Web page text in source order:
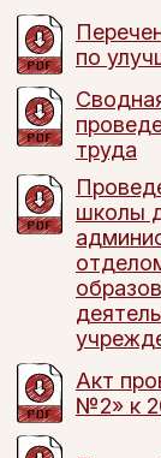
по
труда
школы
Акт
№2» к